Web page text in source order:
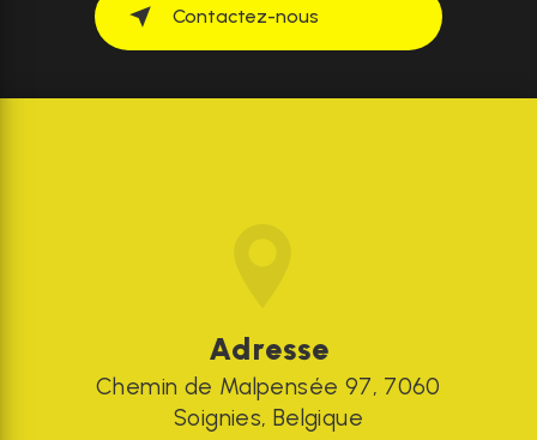
Contactez-nous
Adresse
Chemin de Malpensée 97, 7060
Soignies, Belgique